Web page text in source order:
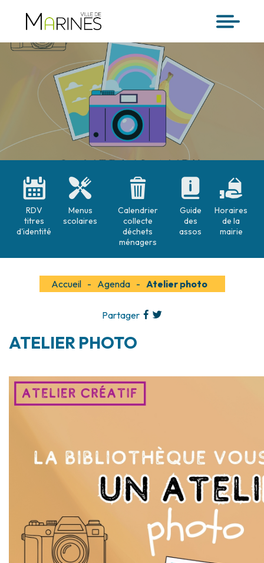
RDV
titres
d'identité
Menus
scolaires
Calendrier
collecte
déchets
ménagers
Guide
des
assos
Horaires
de la
mairie
Accueil Agenda Atelier photo
Partager
ATELIER PHOTO